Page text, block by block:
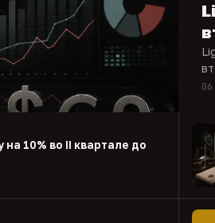
10% во II квартале до